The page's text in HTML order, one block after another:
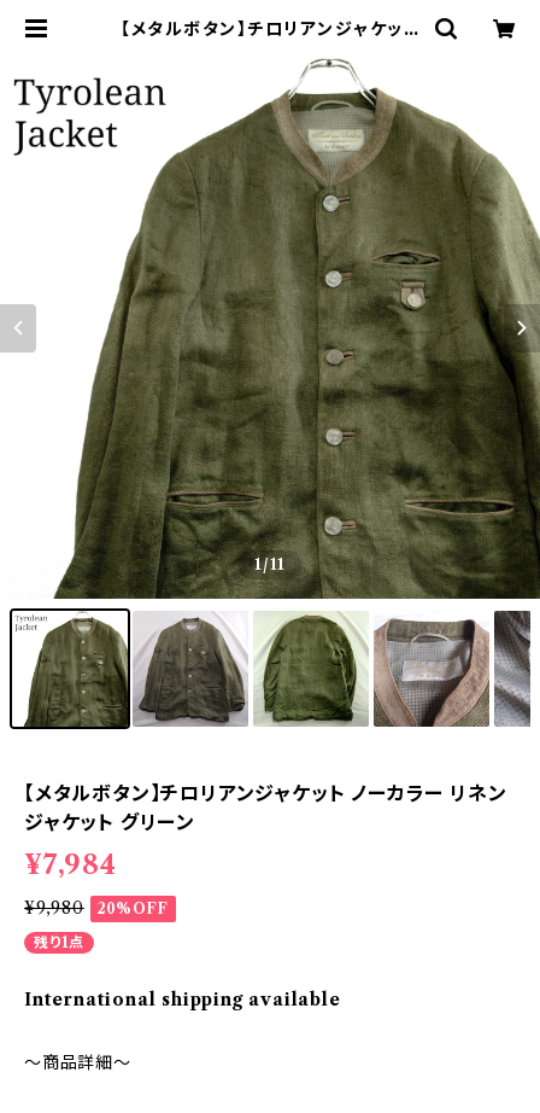
【メタルボタン】チロリアンジャケット
| オンライン古着屋 9chord
1/11
【メタルボタン】チロリアンジャケット ノーカラー リネン
ジャケット グリーン
¥7,984
¥9,980
20%OFF
残り1点
International shipping available
～商品詳細～